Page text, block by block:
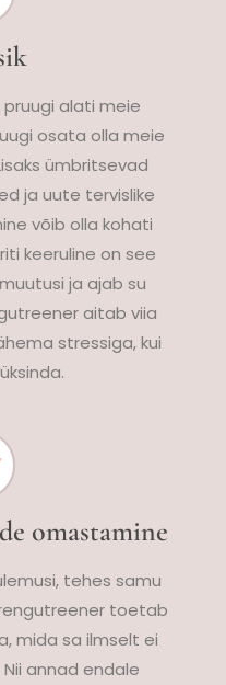
alati meie
osata olla meie
ümbritsevad
ja uute tervislike
võib olla kohati
keeruline on see
ja ajab su
aitab viia
stressiga, kui
omastamine
tehes samu
toetab
mida sa ilmselt ei
annad endale